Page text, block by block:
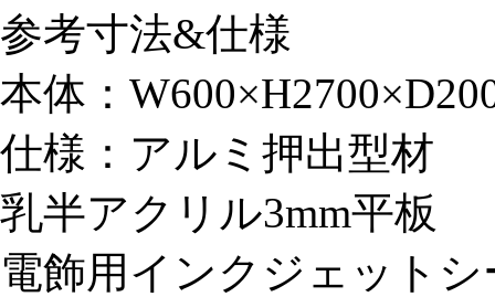
参考寸法&仕様
本体：
仕様：アルミ押出型材
乳半アクリル3mm平板
電飾用インクジェットシ